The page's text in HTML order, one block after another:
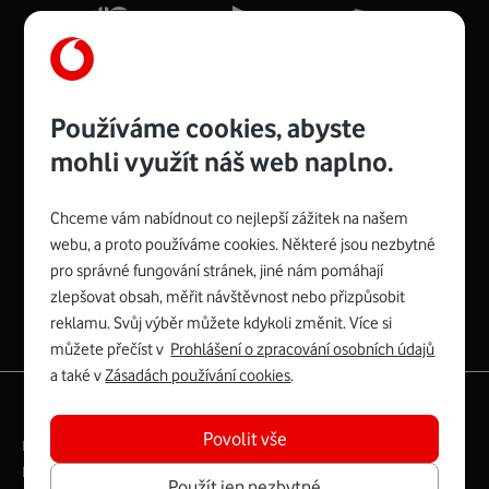
Zyxel VMG8623-T50B:
Rozměry modemu jsou 16 x 22 x 7,5 cm (včetně stojánku)
a nabízí 4 gigabitové LAN porty a bezdrátové připojení Wi-
Fi ve verzích 802.11 b/g/n/ac pro frekvenci 2,4 GHz a
Mb/s.
Více o Zyxel VMG8623-T50B
Spojte se s Vodafonem
Právní­ podmí­nky
Ochrana soukromí­
Digitální odpovědnost
Používáme cookies, abyste
mohli využít náš web naplno.
Chceme vám nabídnout co nejlepší zážitek na našem
webu, a proto používáme cookies. Některé jsou nezbytné
pro správné fungování stránek, jiné nám pomáhají
zlepšovat obsah, měřit návštěvnost nebo přizpůsobit
reklamu. Svůj výběr můžete kdykoli změnit. Více si
můžete přečíst v Prohlášení o zpracování osobních údajů
a také vZásadách používání cookies.
Povolit vše